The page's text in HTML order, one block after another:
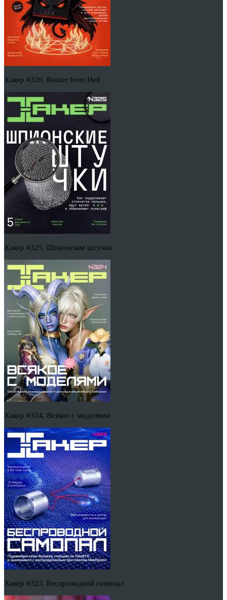
Хакер #326. Router from Hell
Хакер #325. Шпионские штучки
Хакер #324. Всякое с моделями
Хакер #323. Беспроводной самопал